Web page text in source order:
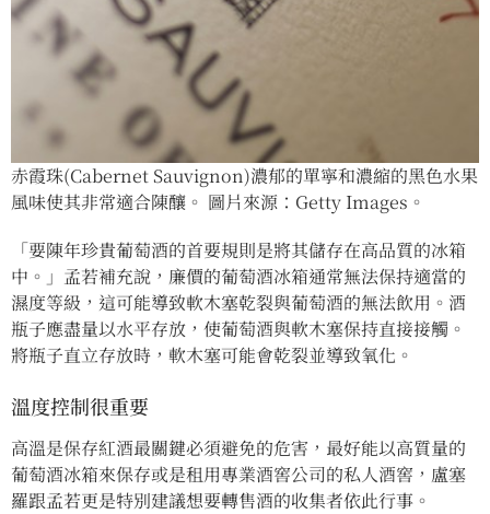
赤霞珠(Cabernet Sauvignon)濃郁的單寧和濃縮的黑色水果
風味使其非常適合陳釀。 圖片來源：Getty Images。
「要陳年珍貴葡萄酒的首要規則是將其儲存在高品質的冰箱
中。」孟若補充說，廉價的葡萄酒冰箱通常無法保持適當的
濕度等級，這可能導致軟木塞乾裂與葡萄酒的無法飲用。酒
瓶子應盡量以水平存放，使葡萄酒與軟木塞保持直接接觸。
將瓶子直立存放時，軟木塞可能會乾裂並導致氧化。
溫度控制很重要
高溫是保存紅酒最關鍵必須避免的危害，最好能以高質量的
葡萄酒冰箱來保存或是租用專業酒窖公司的私人酒窖，盧塞
羅跟孟若更是特別建議想要轉售酒的收集者依此行事。